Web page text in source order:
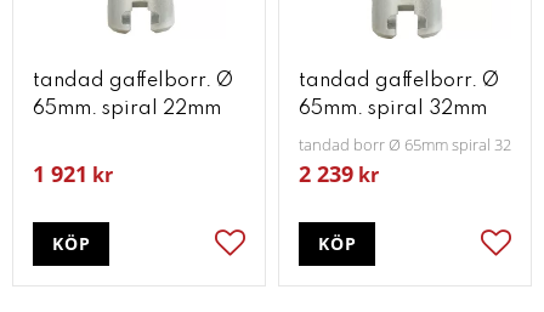
tandad gaffelborr. Ø
65mm. spiral 22mm
1 921 kr
Lägg till i favoriter
KÖP
tandad gaffelborr. Ø
65mm. spiral 32mm
tandad borr Ø 65mm spiral 32mm
2 239 kr
KÖP